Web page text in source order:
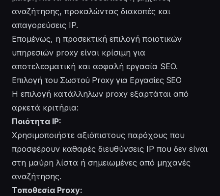
αναζήτησης, προκαλώντας διακοπές και
απαγορεύσεις IP.
Επομένως, η προσεκτική επιλογή ποιοτικών
υπηρεσιών proxy είναι κρίσιμη για
αποτελεσματική και ασφαλή εργασία SEO.
Επιλογή του Σωστού Proxy για Εργασίες SEO
Η επιλογή κατάλληλων proxy εξαρτάται από
αρκετά κριτήρια:
Ποιότητα IP:
Χρησιμοποιήστε αξιόπιστους παρόχους που
προσφέρουν καθαρές διευθύνσεις IP που δεν είναι
στη μαύρη λίστα ή σημειωμένες από μηχανές
αναζήτησης.
Τοποθεσία Proxy: